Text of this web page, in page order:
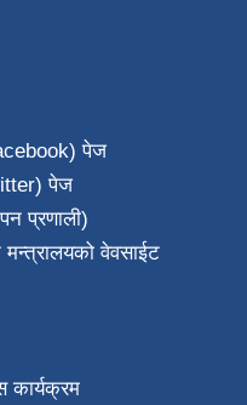
पेज
पेज
प्रणाली)
मन्त्रालयको वेवसाईट
कार्यक्रम